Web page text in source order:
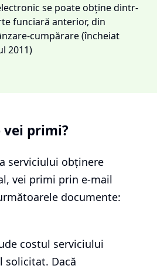
se poate obține dintr-
funciară anterior, din
cumpărare (încheiat
2011)
vei primi?
serviciului obținere
, vei primi prin e-mail
documente:
costul serviciului
solicitat. Dacă